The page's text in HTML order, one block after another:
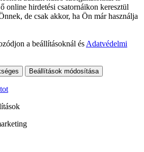
online hirdetési csatornáikon keresztül
de csak akkor, ha Ön már használja
a beállításoknál és Adatvédelmi
Beállítások módosítása